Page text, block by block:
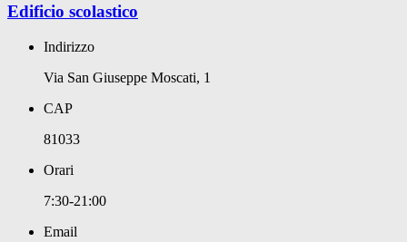
Edificio scolastico
Indirizzo
Via San Giuseppe Moscati, 1
CAP
81033
Orari
7:30-21:00
Email